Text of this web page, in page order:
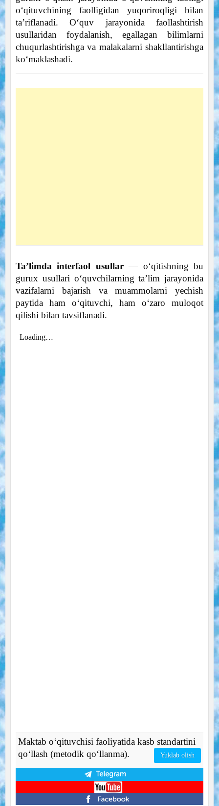
o‘qituvchining faolligidan yuqoriroqligi bilan
ta’riflanadi. O‘quv jarayonida faollashtirish
usullaridan foydalanish, egallagan bilimlarni
chuqurlashtirishga va malakalarni shakllantirishga
ko‘maklashadi.
Ta’limda interfaol usullar— o‘qitishning bu
gurux usullari o‘quvchilarning ta’lim jarayonida
vazifalarni bajarish va muammolarni yechish
paytida ham o‘qituvchi, ham o‘zaro muloqot
qilishi bilan tavsiflanadi.
Maktab o‘qituvchisi faoliyatida kasb standartini
qo‘llash (metodik qo‘llanma).
Yuklab olish